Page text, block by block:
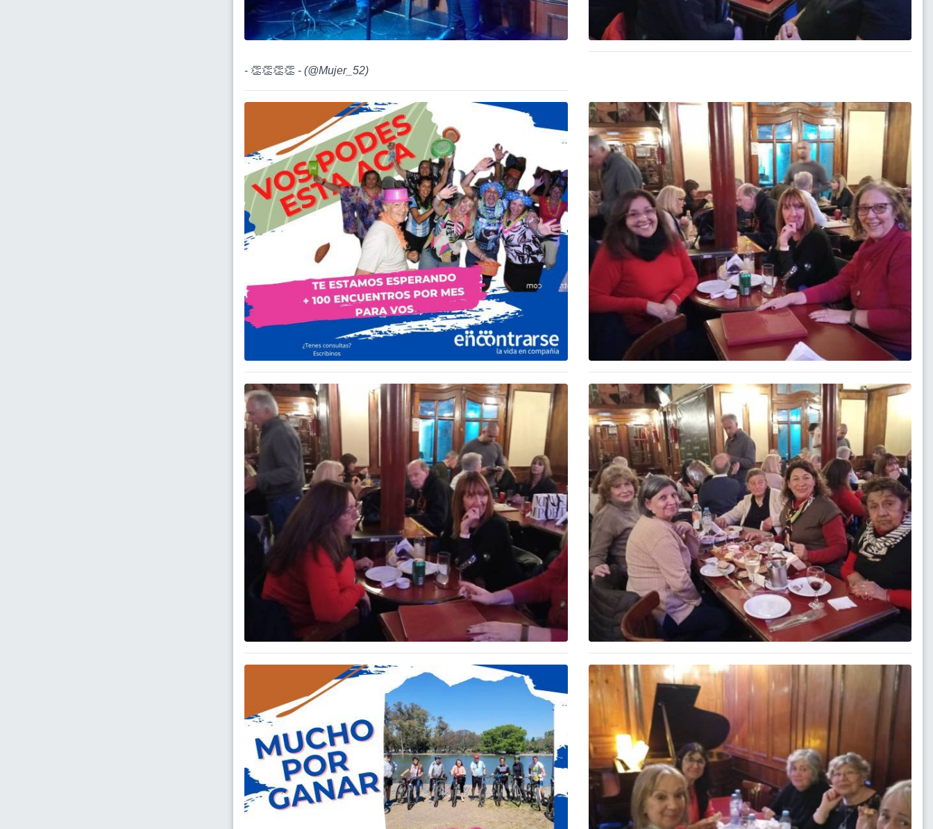
- 👏👏👏👏 - (@Mujer_52)